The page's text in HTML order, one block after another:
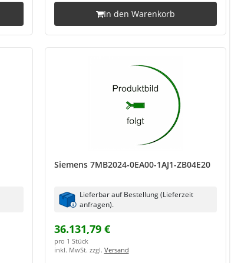
In den Warenkorb
Siemens 7MB2024-0EA00-1AJ1-ZB04E20
Lieferbar auf Bestellung (Lieferzeit
anfragen).
36.131,79 €
pro 1 Stück
inkl. MwSt. zzgl. Versand